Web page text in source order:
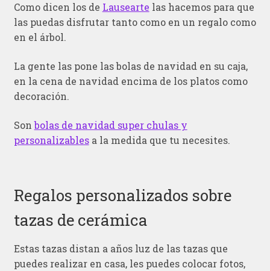
Como dicen los de Lausearte las hacemos para que
las puedas disfrutar tanto como en un regalo como
en el árbol.
La gente las pone las bolas de navidad en su caja,
en la cena de navidad encima de los platos como
decoración.
Sonbolas de navidad super chulas y
personalizablesa la medida que tu necesites.
Regalos personalizados sobre
tazas de cerámica
Estas tazas distan a años luz de las tazas que
puedes realizar en casa, les puedes colocar fotos,